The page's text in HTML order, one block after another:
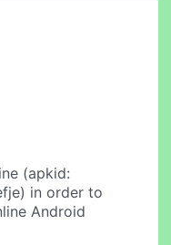
(apkid:
in order to
Android